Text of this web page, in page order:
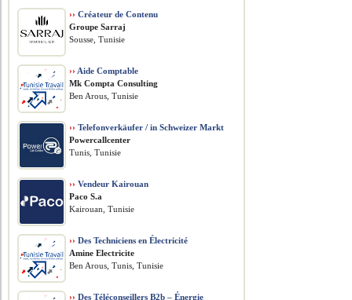
›› Créateur de Contenu
Groupe Sarraj
Sousse, Tunisie
›› Aide Comptable
Mk Compta Consulting
Ben Arous, Tunisie
›› Telefonverkäufer / in Schweizer Markt
Powercallcenter
Tunis, Tunisie
›› Vendeur Kairouan
Paco S.a
Kairouan, Tunisie
›› Des Techniciens en Électricité
Amine Electricite
Ben Arous, Tunis, Tunisie
›› Des Téléconseillers B2b – Énergie